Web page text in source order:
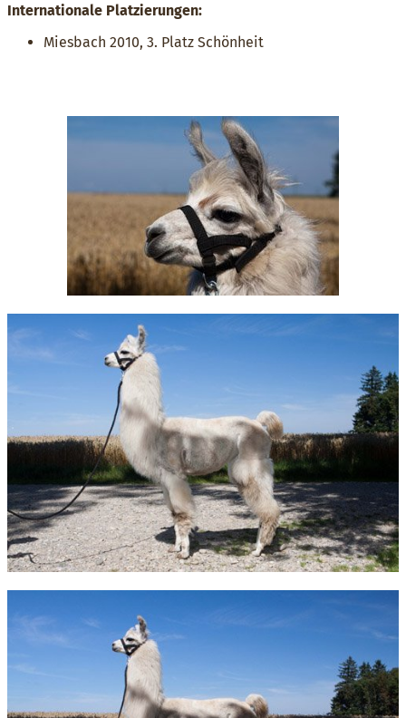
Internationale Platzierungen:
Miesbach 2010, 3. Platz Schönheit